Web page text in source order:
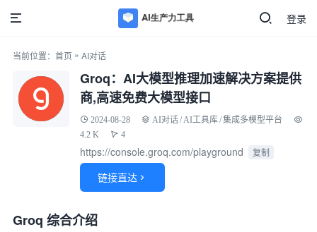
登录
当前位置： 首页 » AI对话
Groq：AI大模型推理加速解决方案提供
商,高速免费大模型接口
2024-08-28 AI对话/ AI工具库/集成多模型平台
4.2 K
4
https://console.groq.com/playground 复制
链接直达 
Groq 综合介绍